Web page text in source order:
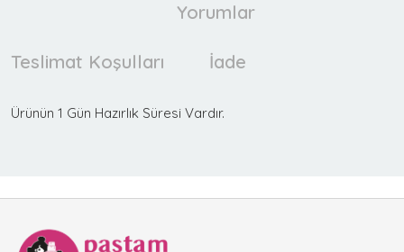
Yorumlar
Teslimat Koşulları İade
Ürünün 1 Gün Hazırlık Süresi Vardır.